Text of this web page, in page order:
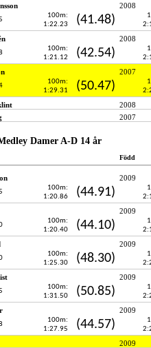
2008
100m:
1:22.23
(41.48)
2008
100m:
1:21.12
(42.54)
2007
100m:
1:29.31
(50.47)
2008
2007
Damer A-D 14 år
Född
2009
100m:
1:20.86
(44.91)
2009
100m:
1:20.40
(44.10)
2009
100m:
1:25.30
(48.30)
2009
100m:
1:31.50
(50.85)
2009
100m:
1:27.95
(44.57)
2009